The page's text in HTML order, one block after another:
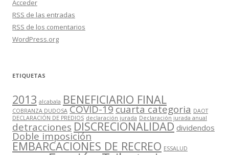
Acceder
RSS de las entradas
RSS de los comentarios
WordPress.org
ETIQUETAS
2013 alcabala BENEFICIARIO FINAL
COBRANZA DUDOSA COVID-19cuarta categoria DAOT
DECLARACIÓN DE PREDIOS declaración jurada Declaración jurada anual
detracciones DISCRECIONALIDAD dividendos
Doble imposición
EMBARCACIONES DE RECREO ESSALUD